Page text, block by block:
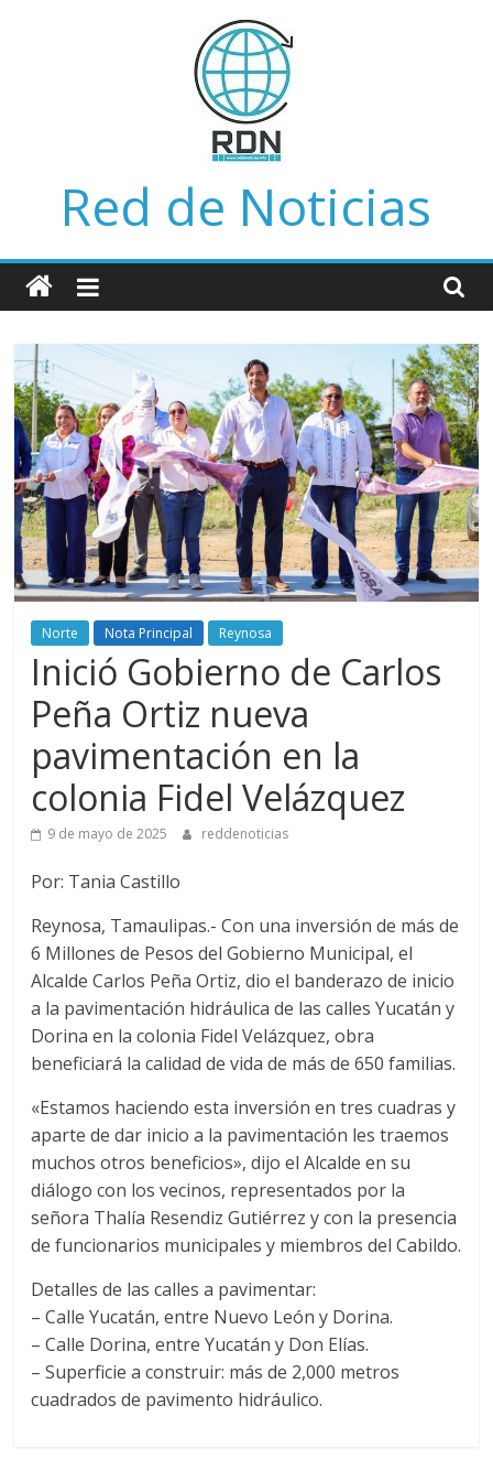
Red de Noticias
Norte Nota Principal Reynosa
Inició Gobierno de Carlos
Peña Ortiz nueva
pavimentación en la
colonia Fidel Velázquez
9 de mayo de 2025 reddenoticias
Por: Tania Castillo
Reynosa, Tamaulipas.- Con una inversión de más de
6 Millones de Pesos del Gobierno Municipal, el
Alcalde Carlos Peña Ortiz, dio el banderazo de inicio
a la pavimentación hidráulica de las calles Yucatán y
Dorina en la colonia Fidel Velázquez, obra
beneficiará la calidad de vida de más de 650 familias.
«Estamos haciendo esta inversión en tres cuadras y
aparte de dar inicio a la pavimentación les traemos
muchos otros beneficios», dijo el Alcalde en su
diálogo con los vecinos, representados por la
señora Thalía Resendiz Gutiérrez y con la presencia
de funcionarios municipales y miembros del Cabildo.
Detalles de las calles a pavimentar:
– Calle Yucatán, entre Nuevo León y Dorina.
– Calle Dorina, entre Yucatán y Don Elías.
– Superficie a construir: más de 2,000 metros
cuadrados de pavimento hidráulico.